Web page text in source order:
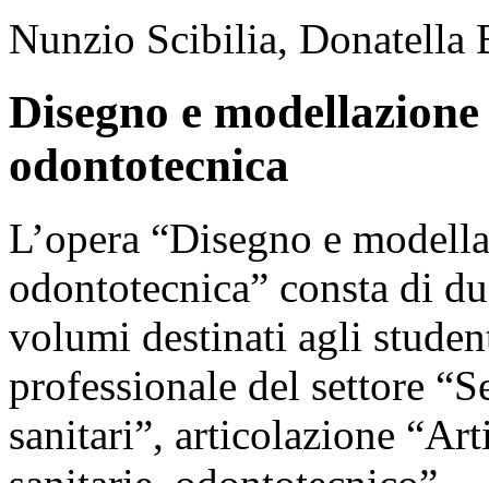
Nunzio Scibilia, Donatella
Disegno e modellazione
odontotecnica
L’opera “Disegno e
odontotecnica” consta di
volumi destinati agli
professionale del settore
sanitari”, articolazione